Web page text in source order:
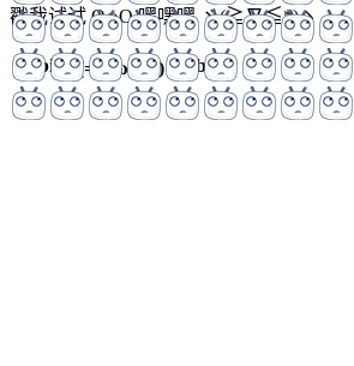
戳我试试 OωO 嘿嘿嘿 ヾ(≧∇≦*)ゝ
bilibili~ (=・ω・=) Tieba